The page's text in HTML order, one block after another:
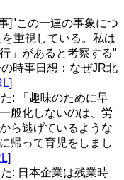
]"この一連の事象につ
重視している。私は
」があると考察する"
時事日想：なぜJR北
: 「趣味のために早
般化しないのは、労
ら逃げているような
帰って育児をしまし
: 日本企業は残業時